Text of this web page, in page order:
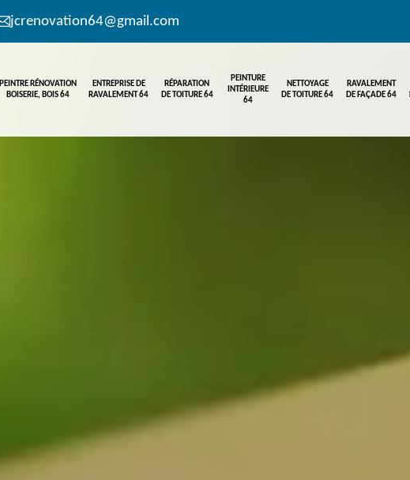
jcrenovation64@gmail.com
PEINTRE RÉNOVATION
BOISERIE, BOIS 64
ENTREPRISE DE
RAVALEMENT 64
RÉPARATION
DE TOITURE 64
PEINTURE
INTÉRIEURE
64
NETTOYAGE
DE TOITURE 64
RAVALEMENT
DE FAÇADE 64